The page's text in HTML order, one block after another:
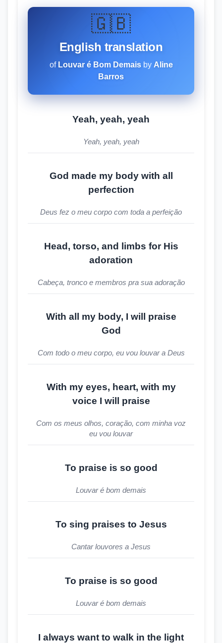
🇬🇧
English translation
of Louvar é Bom Demaisby Aline
Barros
Yeah, yeah, yeah
Yeah, yeah, yeah
God made my body with all
perfection
Deus fez o meu corpo com toda a perfeição
Head, torso, and limbs for His
adoration
Cabeça, tronco e membros pra sua adoração
With all my body, I will praise
God
Com todo o meu corpo, eu vou louvar a Deus
With my eyes, heart, with my
voice I will praise
Com os meus olhos, coração, com minha voz
eu vou louvar
To praise is so good
Louvar é bom demais
To sing praises to Jesus
Cantar louvores a Jesus
To praise is so good
Louvar é bom demais
I always want to walk in the light